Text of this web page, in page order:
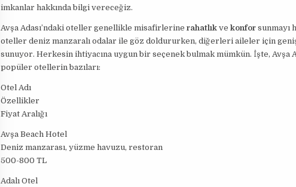
imkanlar hakkında bilgi vereceğiz.
Avşa Adası’ndaki oteller genellikle misafirlerine rahatlıkve konforsunmayı
oteller deniz manzaralı odalar ile göz doldururken, diğerleri aileler için
sunuyor. Herkesin ihtiyacına uygun bir seçenek bulmak mümkün. İşte, Avşa
popüler otellerin bazıları:
Otel Adı
Özellikler
Fiyat Aralığı
Avşa Beach Hotel
Deniz manzarası, yüzme havuzu, restoran
500-800 TL
Adalı Otel